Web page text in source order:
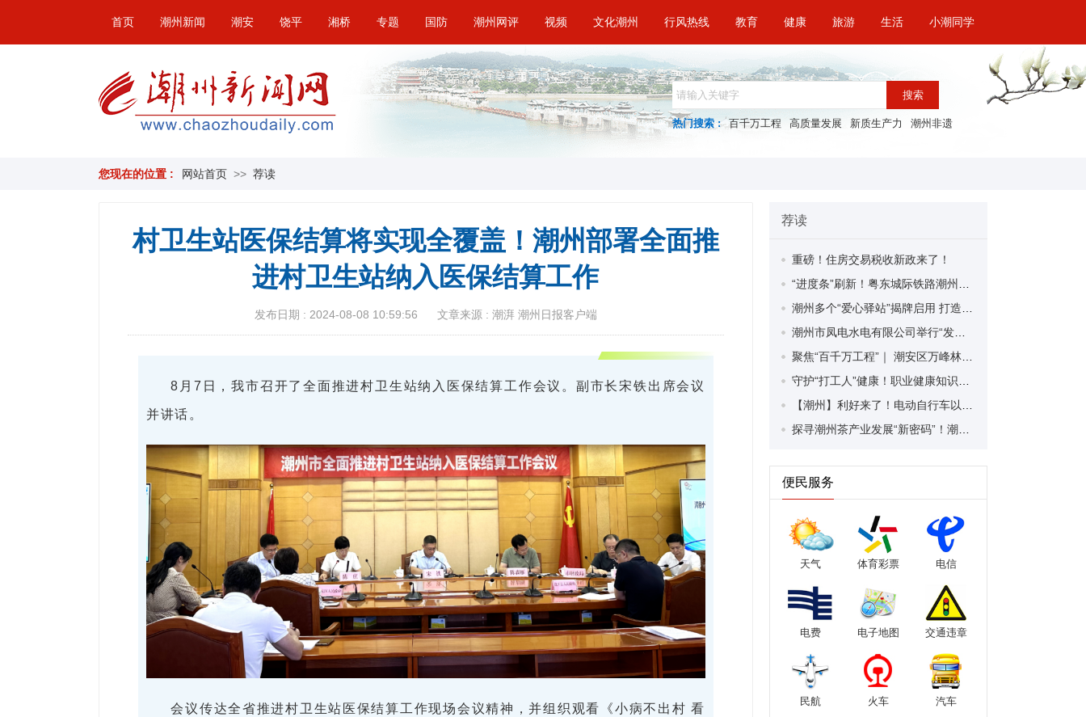
首页 潮州新闻 潮安 饶平 湘桥 专题 国防 潮州网评 视频 文化潮州 行风热线 教育 健康 旅游 生活 小潮同学
搜索
热门搜索 : 百千万工程 高质量发展 新质生产力 潮州非遗
您现在的位置 : 网站首页 >> 荐读
村卫生站医保结算将实现全覆盖！潮州部署全面推
进村卫生站纳入医保结算工作
发布日期 : 2024-08-08 10:59:56 文章来源 : 潮湃 潮州日报客户端
8月7日，我市召开了全面推进村卫生站纳入医保结算工作会议。副市长宋铁出席会议
并讲话。
会议传达全省推进村卫生站医保结算工作现场会议精神，并组织观看《小病不出村 看
荐读
重磅！住房交易税收新政来了！
便民服务
天气 体育彩票 电信
电费 电子地图 交通违章
民航 火车 汽车